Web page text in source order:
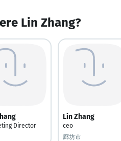
Lin Zhang?
Director
Lin Zhang
ceo
廊坊市